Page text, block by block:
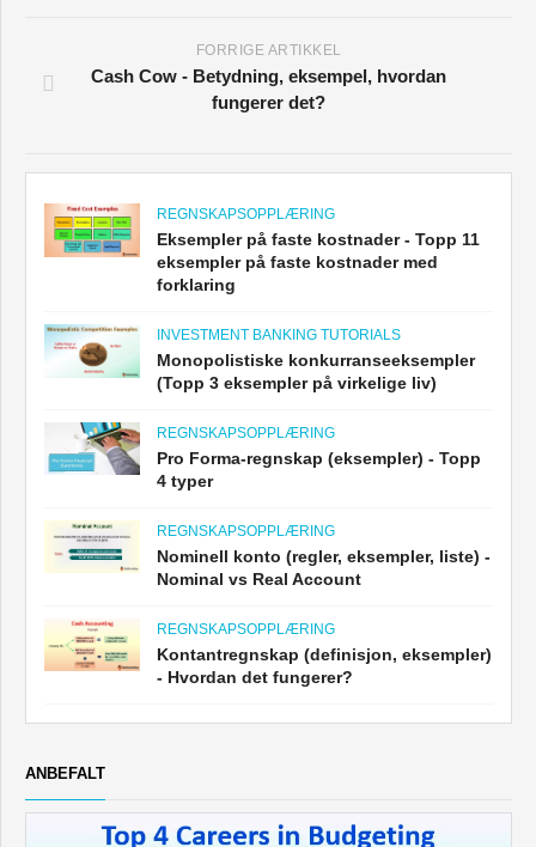
FORRIGE ARTIKKEL
Cash Cow - Betydning, eksempel, hvordan
fungerer det?
REGNSKAPSOPPLÆRING
Eksempler på faste kostnader - Topp 11
eksempler på faste kostnader med
forklaring
INVESTMENT BANKING TUTORIALS
Monopolistiske konkurranseeksempler
(Topp 3 eksempler på virkelige liv)
REGNSKAPSOPPLÆRING
Pro Forma-regnskap (eksempler) - Topp
4 typer
REGNSKAPSOPPLÆRING
Nominell konto (regler, eksempler, liste) -
Nominal vs Real Account
REGNSKAPSOPPLÆRING
Kontantregnskap (definisjon, eksempler)
- Hvordan det fungerer?
ANBEFALT